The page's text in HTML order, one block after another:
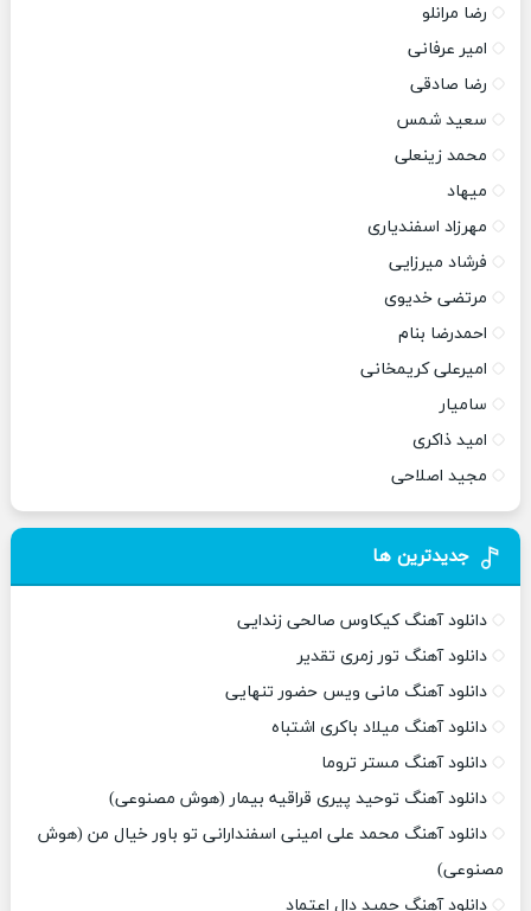
رضا مرانلو
امیر عرفانی
رضا صادقی
سعید شمس
محمد زینعلی
میهاد
مهرزاد اسفندیاری
فرشاد میرزایی
مرتضی خدیوی
احمدرضا بنام
امیرعلی کریمخانی
سامیار
امید ذاکری
مجید اصلاحی
جدیدترین ها
دانلود آهنگ کیکاوس صالحی زندایی
دانلود آهنگ تور زمری تقدیر
دانلود آهنگ مانی ویس حضور تنهایی
دانلود آهنگ میلاد باکری اشتباه
دانلود آهنگ مستر تروما
دانلود آهنگ توحید پیری قراقیه بیمار (هوش مصنوعی)
دانلود آهنگ محمد علی امینی اسفندارانی تو باور خیال من (هوش
مصنوعی)
دانلود آهنگ حمید دال اعتماد